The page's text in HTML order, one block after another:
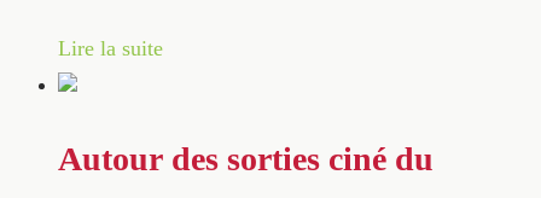
Lire la suite
Autour des sorties ciné du